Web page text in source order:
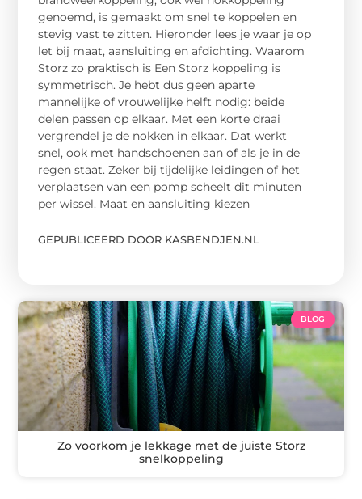
genoemd, is gemaakt om snel te koppelen en
stevig vast te zitten. Hieronder lees je waar je op
let bij maat, aansluiting en afdichting. Waarom
Storz zo praktisch is Een Storz koppeling is
symmetrisch. Je hebt dus geen aparte
mannelijke of vrouwelijke helft nodig: beide
delen passen op elkaar. Met een korte draai
vergrendel je de nokken in elkaar. Dat werkt
snel, ook met handschoenen aan of als je in de
regen staat. Zeker bij tijdelijke leidingen of het
verplaatsen van een pomp scheelt dit minuten
per wissel. Maat en aansluiting kiezen
GEPUBLICEERD DOOR KASBENDJEN.NL
BLOG
Zo voorkom je lekkage met de juiste Storz
snelkoppeling